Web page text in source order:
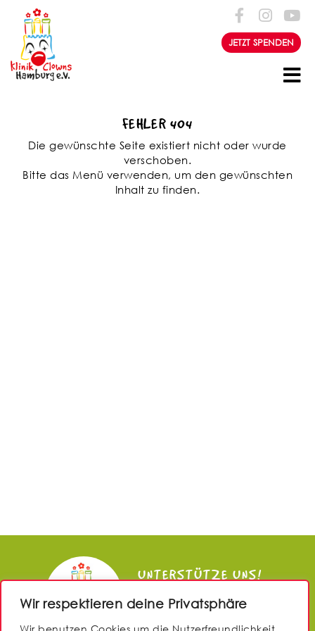
Wir respektieren deine Privatsphäre
Zum Inhalt springen
JETZT SPENDEN
FEHLER 404
Die gewünschte Seite existiert nicht oder wurde
verschoben.
Bitte das Menü verwenden, um den gewünschten
Inhalt zu finden.
UNTERSTÜTZE UNS!
JETZT SPENDEN